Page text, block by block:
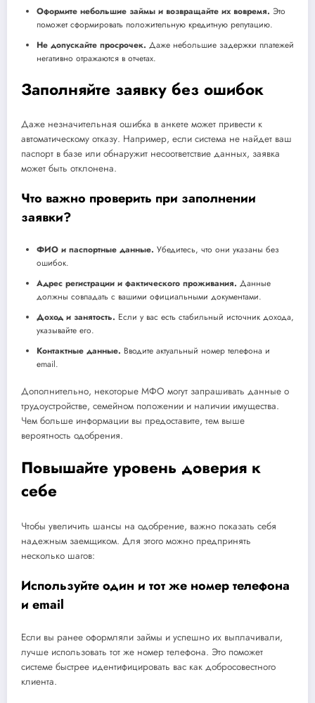
Оформите небольшие займы и возвращайте их вовремя. Это
поможет сформировать положительную кредитную репутацию.
Не допускайте просрочек. Даже небольшие задержки платежей
негативно отражаются в отчетах.
Заполняйте заявку без ошибок
Даже незначительная ошибка в анкете может привести к
автоматическому отказу. Например, если система не найдет ваш
паспорт в базе или обнаружит несоответствие данных, заявка
может быть отклонена.
Что важно проверить при заполнении
заявки?
ФИО и паспортные данные. Убедитесь, что они указаны без
ошибок.
Адрес регистрации и фактического проживания. Данные
должны совпадать с вашими официальными документами.
Доход и занятость. Если у вас есть стабильный источник дохода,
указывайте его.
Контактные данные. Вводите актуальный номер телефона и
email.
Дополнительно, некоторые МФО могут запрашивать данные о
трудоустройстве, семейном положении и наличии имущества.
Чем больше информации вы предоставите, тем выше
вероятность одобрения.
Повышайте уровень доверия к
себе
Чтобы увеличить шансы на одобрение, важно показать себя
надежным заемщиком. Для этого можно предпринять
несколько шагов:
Используйте один и тот же номер телефона
и email
Если вы ранее оформляли займы и успешно их выплачивали,
лучше использовать тот же номер телефона. Это поможет
системе быстрее идентифицировать вас как добросовестного
клиента.